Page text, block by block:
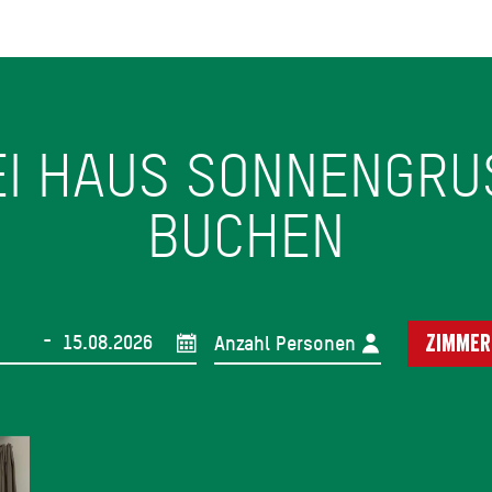
HAUS
UCHEN
- Anzahl Personen